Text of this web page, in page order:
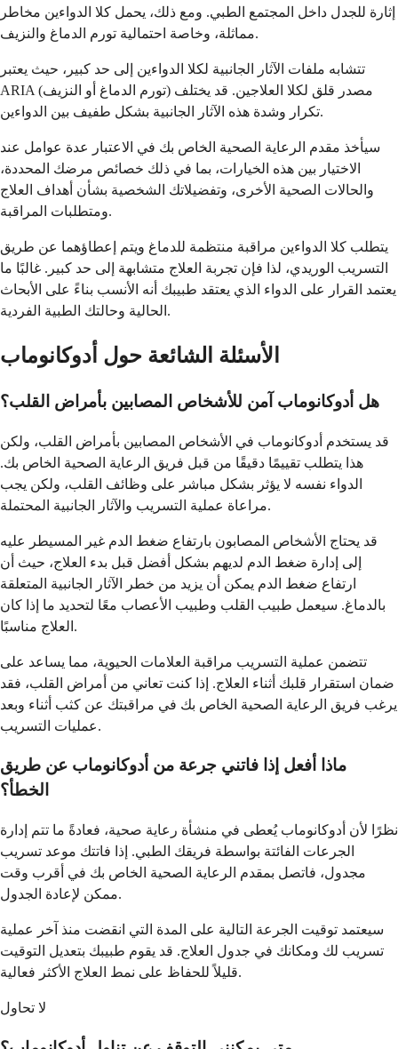
إثارة للجدل داخل المجتمع الطبي. ومع ذلك، يحمل كلا الدواءين مخاطر
مماثلة، وخاصة احتمالية تورم الدماغ والنزيف.
تتشابه ملفات الآثار الجانبية لكلا الدواءين إلى حد كبير، حيث يعتبر
ARIA (تورم الدماغ أو النزيف) مصدر قلق لكلا العلاجين. قد يختلف
تكرار وشدة هذه الآثار الجانبية بشكل طفيف بين الدواءين.
سيأخذ مقدم الرعاية الصحية الخاص بك في الاعتبار عدة عوامل عند
الاختيار بين هذه الخيارات، بما في ذلك خصائص مرضك المحددة،
والحالات الصحية الأخرى، وتفضيلاتك الشخصية بشأن أهداف العلاج
ومتطلبات المراقبة.
يتطلب كلا الدواءين مراقبة منتظمة للدماغ ويتم إعطاؤهما عن طريق
التسريب الوريدي، لذا فإن تجربة العلاج متشابهة إلى حد كبير. غالبًا ما
يعتمد القرار على الدواء الذي يعتقد طبيبك أنه الأنسب بناءً على الأبحاث
الحالية وحالتك الطبية الفردية.
الأسئلة الشائعة حول أدوكانوماب
هل أدوكانوماب آمن للأشخاص المصابين بأمراض القلب؟
قد يستخدم أدوكانوماب في الأشخاص المصابين بأمراض القلب، ولكن
هذا يتطلب تقييمًا دقيقًا من قبل فريق الرعاية الصحية الخاص بك.
الدواء نفسه لا يؤثر بشكل مباشر على وظائف القلب، ولكن يجب
مراعاة عملية التسريب والآثار الجانبية المحتملة.
قد يحتاج الأشخاص المصابون بارتفاع ضغط الدم غير المسيطر عليه
إلى إدارة ضغط الدم لديهم بشكل أفضل قبل بدء العلاج، حيث أن
ارتفاع ضغط الدم يمكن أن يزيد من خطر الآثار الجانبية المتعلقة
بالدماغ. سيعمل طبيب القلب وطبيب الأعصاب معًا لتحديد ما إذا كان
العلاج مناسبًا.
تتضمن عملية التسريب مراقبة العلامات الحيوية، مما يساعد على
ضمان استقرار قلبك أثناء العلاج. إذا كنت تعاني من أمراض القلب، فقد
يرغب فريق الرعاية الصحية الخاص بك في مراقبتك عن كثب أثناء وبعد
عمليات التسريب.
ماذا أفعل إذا فاتني جرعة من أدوكانوماب عن طريق
الخطأ؟
نظرًا لأن أدوكانوماب يُعطى في منشأة رعاية صحية، فعادةً ما تتم إدارة
الجرعات الفائتة بواسطة فريقك الطبي. إذا فاتتك موعد تسريب
مجدول، فاتصل بمقدم الرعاية الصحية الخاص بك في أقرب وقت
ممكن لإعادة الجدول.
سيعتمد توقيت الجرعة التالية على المدة التي انقضت منذ آخر عملية
تسريب لك ومكانك في جدول العلاج. قد يقوم طبيبك بتعديل التوقيت
قليلاً للحفاظ على نمط العلاج الأكثر فعالية.
لا تحاول